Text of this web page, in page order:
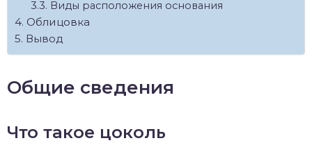
Виды расположения основания
Облицовка
Вывод
Общие сведения
Что такое цоколь